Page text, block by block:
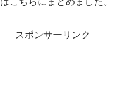
スポンサーリンク